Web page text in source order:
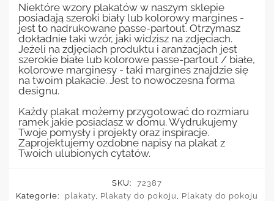
Niektóre wzory plakatów w naszym sklepie
posiadają szeroki biały lub kolorowy margines -
jest to nadrukowane passe-partout. Otrzymasz
dokładnie taki wzór, jaki widzisz na zdjęciach.
Jeżeli na zdjęciach produktu i aranżacjach jest
szerokie białe lub kolorowe passe-partout / białe,
kolorowe marginesy - taki margines znajdzie się
na twoim plakacie. Jest to nowoczesna forma
designu.
Każdy plakat możemy przygotować do rozmiaru
ramek jakie posiadasz w domu. Wydrukujemy
Twoje pomysły i projekty oraz inspiracje.
Zaprojektujemy ozdobne napisy na plakat z
Twoich ulubionych cytatów.
SKU:
72387
Kategorie:
plakaty Plakaty do pokoju
Plakaty do pokoju